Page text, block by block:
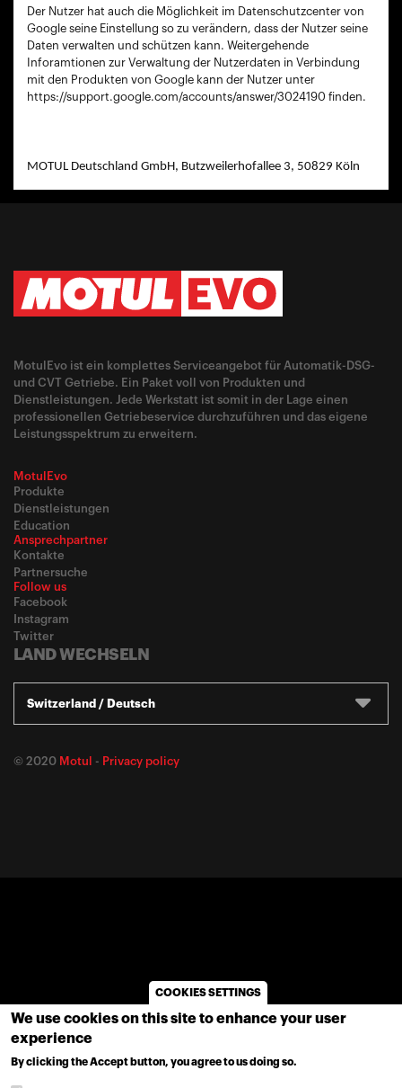
Der Nutzer hat auch die Möglichkeit im Datenschutzcenter von
Google seine Einstellung so zu verändern, dass der Nutzer seine
Daten verwalten und schützen kann. Weitergehende
Inforamtionen zur Verwaltung der Nutzerdaten in Verbindung
mit den Produkten von Google kann der Nutzer unter
https://support.google.com/accounts/answer/3024190 finden.
MOTUL Deutschland GmbH, Butzweilerhofallee 3, 50829 Köln
MotulEvo ist ein komplettes Serviceangebot für Automatik-DSG-
und CVT Getriebe. Ein Paket voll von Produkten und
Dienstleistungen. Jede Werkstatt ist somit in der Lage einen
professionellen Getriebeservice durchzuführen und das eigene
Leistungsspektrum zu erweitern.
MotulEvo
Produkte
Dienstleistungen
Education
Ansprechpartner
Kontakte
Partnersuche
Follow us
Facebook
Instagram
Twitter
LAND WECHSELN
Switzerland / Deutsch
© 2020 Motul - Privacy policy
COOKIES SETTINGS
We use cookies on this site to enhance your user
experience
By clicking the Accept button, you agree to us doing so.